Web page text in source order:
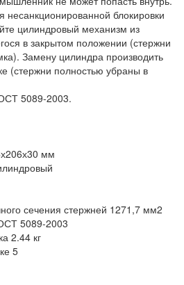
блокировки
цилиндровый механизм из
в закрытом положении (стержни
Замену цилиндра производить
(стержни полностью убраны в
5089-2003.
мм
сечения стержней 1271,7 мм2
5089-2003
2.44 кг
5